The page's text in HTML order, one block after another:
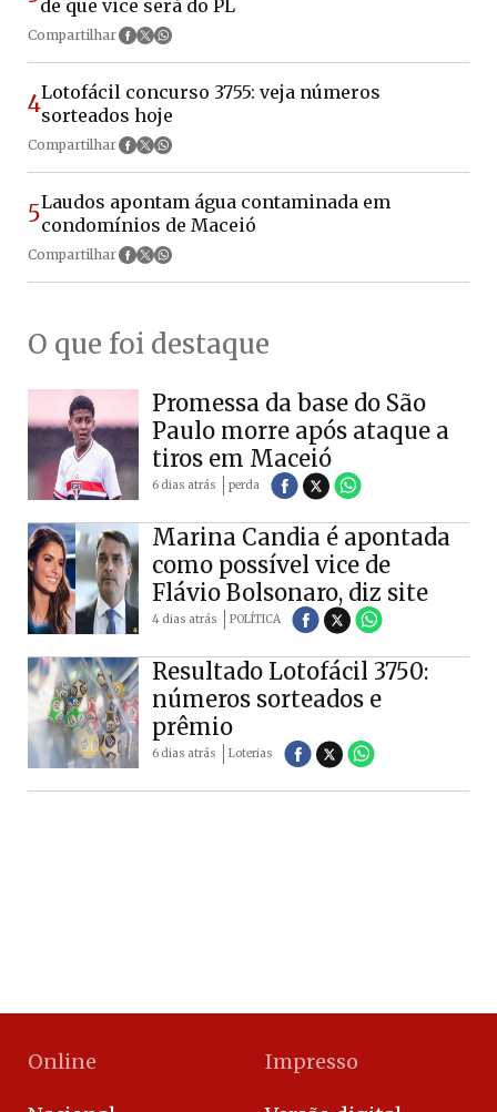
de que vice será do PL
Compartilhar
4Lotofácil concurso 3755: veja números
sorteados hoje
Compartilhar
5Laudos apontam água contaminada em
condomínios de Maceió
Compartilhar
O que foi destaque
Promessa da base do São
Paulo morre após ataque a
tiros em Maceió
6 dias atrás perda
Marina Candia é apontada
como possível vice de
Flávio Bolsonaro, diz site
4 dias atrás POLÍTICA
Resultado Lotofácil 3750:
números sorteados e
prêmio
6 dias atrás Loterias
Online Impresso